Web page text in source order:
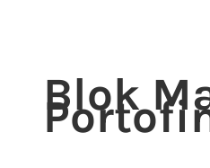
Blok